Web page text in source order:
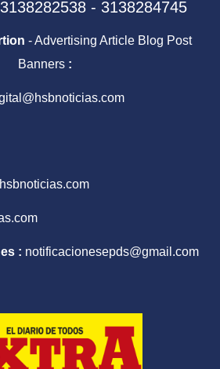
- 3138284745
- Advertising Article Blog Post
Banners :
: notificacionesepds@gmail.com